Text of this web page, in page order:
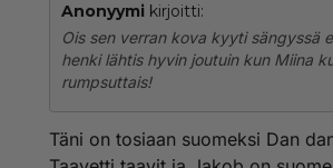
Anonyymi kirjoitti:
Ois sen verran kova kyyti sängyssä
henki lähtis hyvin joutuin kun Miina
rumpsuttais!
Täni on tosiaan suomeksi Dan